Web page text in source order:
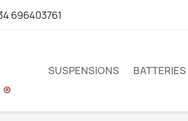
696403761
SUSPENSIONS BATTERIES